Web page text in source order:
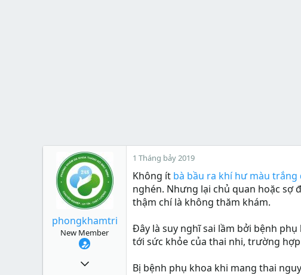
phongkhamtri
New Member
1 Tháng bảy 2019
Không ít bà bầu ra khí hư màu trắng
nghén. Nhưng lại chủ quan hoặc sợ
thậm chí là không thăm khám.
Đây là suy nghĩ sai lầm bởi bệnh
tới sức khỏe của thai nhi, trường
Bị bệnh phụ khoa khi mang thai